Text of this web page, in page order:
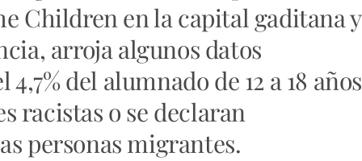
Children en la capital gaditana y
arroja algunos datos
del alumnado de 12 a 18 años
racistas o se declaran
personas migrantes.